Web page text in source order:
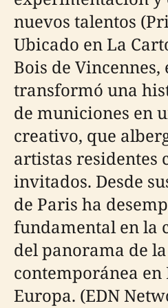
nuevos talentos
Ubicado en La
Bois de
transformó una
de municiones en
creativo, que
artistas residentes
invitados. Desde
de Paris ha
fundamental en la
del panorama de
contemporánea
Europa. (EDN